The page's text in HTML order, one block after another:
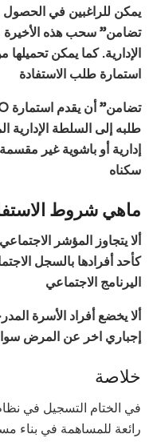
يمكن للراغبين في
الإدارية. كما يمكن تحميلها
استمارة طلب الاستفادة
طلبه إلى السلطة الإدارية
إدارية أو باشوية غير
سكناه
ماهي شروط
ألا يتجاوز المؤشر
كأحد أفرادها بالسجل
اليرنامج الاجتماعي
ألا يخضع أفراد الأسرة
إجباري اخر عن المرض
خلاصة
في الختام التسجيل في
رائعة للمساهمة في بناء